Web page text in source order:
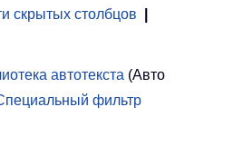
скрытых столбцов
автотекста (Авто
фильтр